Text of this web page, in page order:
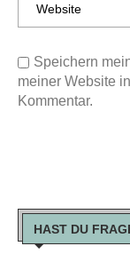
Speichern
meiner Website
Kommentar.
HAST DU